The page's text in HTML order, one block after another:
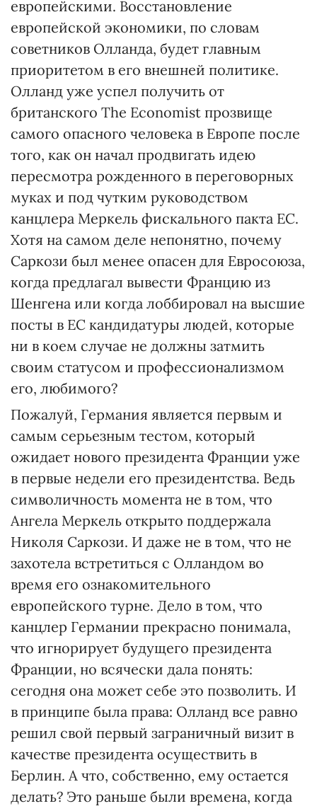
европейскими. Восстановление
европейской экономики, по словам
советников Олланда, будет главным
приоритетом в его внешней политике.
Олланд уже успел получить от
британского The Economist прозвище
самого опасного человека в Европе после
того, как он начал продвигать идею
пересмотра рожденного в переговорных
муках и под чутким руководством
канцлера Меркель фискального пакта ЕС.
Хотя на самом деле непонятно, почему
Саркози был менее опасен для Евросоюза,
когда предлагал вывести Францию из
Шенгена или когда лоббировал на высшие
посты в ЕС кандидатуры людей, которые
ни в коем случае не должны затмить
своим статусом и профессионализмом
его, любимого?
Пожалуй, Германия является первым и
самым серьезным тестом, который
ожидает нового президента Франции уже
в первые недели его президентства. Ведь
символичность момента не в том, что
Ангела Меркель открыто поддержала
Николя Саркози. И даже не в том, что не
захотела встретиться с Олландом во
время его ознакомительного
европейского турне. Дело в том, что
канцлер Германии прекрасно понимала,
что игнорирует будущего президента
Франции, но всячески дала понять:
сегодня она может себе это позволить. И
в принципе была права: Олланд все равно
решил свой первый заграничный визит в
качестве президента осуществить в
Берлин. А что, собственно, ему остается
делать? Это раньше были времена, когда